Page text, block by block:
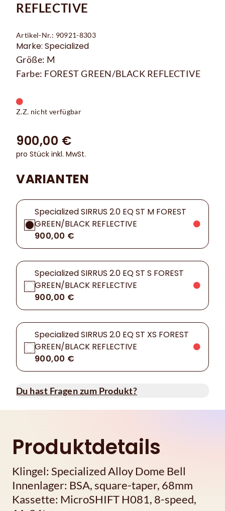
REFLECTIVE
Artikel-Nr.: 90921-8303
Marke: Specialized
Größe: M
Farbe: FOREST GREEN/BLACK REFLECTIVE
Z.Z. nicht verfügbar
900,00 €
pro Stück inkl. MwSt.
VARIANTEN
Specialized SIRRUS 2.0 EQ ST M FOREST
GREEN/BLACK REFLECTIVE
900,00 €
Specialized SIRRUS 2.0 EQ ST S FOREST
GREEN/BLACK REFLECTIVE
900,00 €
Specialized SIRRUS 2.0 EQ ST XS FOREST
GREEN/BLACK REFLECTIVE
900,00 €
Du hast Fragen zum Produkt?
Produktdetails
Klingel: Specialized Alloy Dome Bell
Innenlager: BSA, square-taper, 68mm
Kassette: MicroSHIFT H081, 8-speed,